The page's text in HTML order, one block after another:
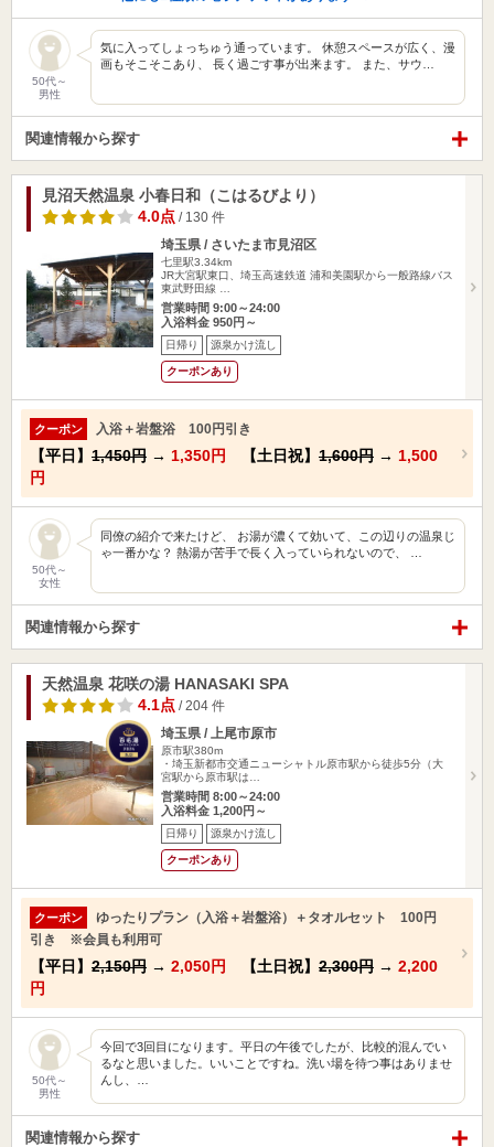
50代～
男性
気に入ってしょっちゅう通っています。 休憩スペースが広く、漫
画もそこそこあり、 長く過ごす事が出来ます。 また、サウ…
関連情報から探す
見沼天然温泉 小春日和（こはるびより）
4.0点 / 130 件
埼玉県 / さいたま市見沼区
七里駅3.34km
JR大宮駅東口、埼玉高速鉄道 浦和美園駅から一般路線バス
東武野田線 …
営業時間 9:00～24:00
入浴料金 950円～
日帰り 源泉かけ流し
クーポンあり
クーポン 入浴＋岩盤浴 100円引き
【平日】 1,450円 → 1,350円 【土日祝】 1,600円 → 1,500
円
50代～
女性
同僚の紹介で来たけど、 お湯が濃くて効いて、この辺りの温泉じ
ゃ一番かな？ 熱湯が苦手で長く入っていられないので、 …
関連情報から探す
天然温泉 花咲の湯 HANASAKI SPA
4.1点 / 204 件
埼玉県 / 上尾市原市
原市駅380m
・埼玉新都市交通ニューシャトル原市駅から徒歩5分（大
宮駅から原市駅は…
営業時間 8:00～24:00
入浴料金 1,200円～
日帰り 源泉かけ流し
クーポンあり
クーポン
ゆったりプラン（入浴＋岩盤浴）＋タオルセット 100円
引き ※会員も利用可
【平日】 2,150円 → 2,050円 【土日祝】 2,300円 → 2,200
円
50代～
男性
今回で3回目になります。平日の午後でしたが、比較的混んでい
るなと思いました。いいことですね。洗い場を待つ事はありませ
んし、…
関連情報から探す